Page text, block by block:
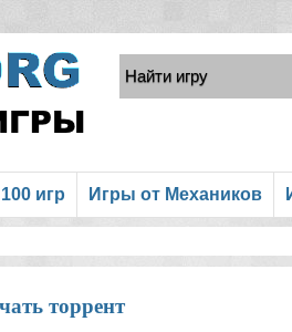
игр Игры от Механиков
торрент